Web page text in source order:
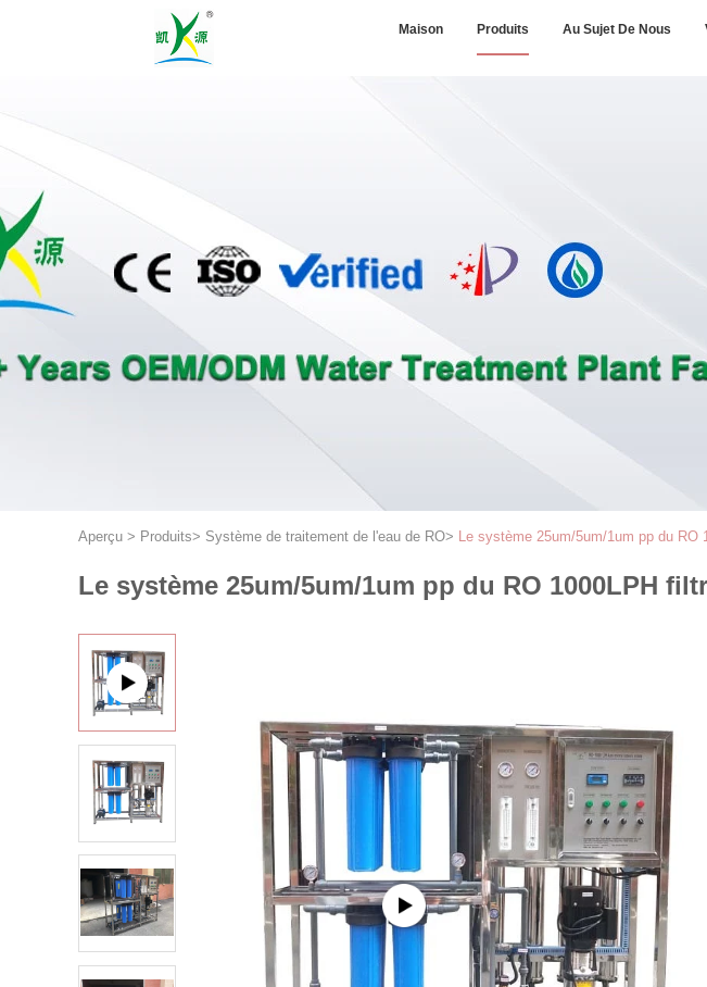
Maison Produits Au Sujet De Nous
Aperçu > Produits> Système de traitement de l'eau de RO> Le système 25um/5um/1um pp du RO
Le système 25um/5um/1um pp du RO 1000LPH